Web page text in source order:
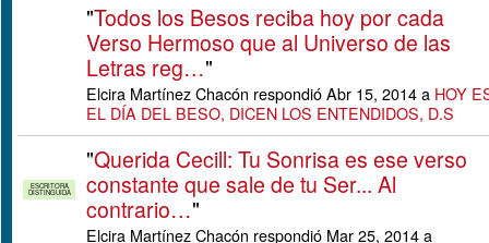
"Todos los Besos reciba hoy por cada
Verso Hermoso que al Universo de las
Letras reg…"
Elcira Martínez Chacón respondió Abr 15, 2014 a HOY
EL DÍA DEL BESO, DICEN LOS ENTENDIDOS, D.S
ESCRITORA
DISTINGUIDA
"Querida Cecill: Tu Sonrisa es ese verso
constante que sale de tu Ser... Al
contrario…"
Elcira Martínez Chacón respondió Mar 25, 2014 a